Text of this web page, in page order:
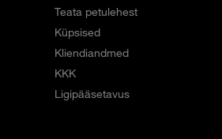
Teata petulehest
Küpsised
Kliendiandmed
KKK
Ligipääsetavus